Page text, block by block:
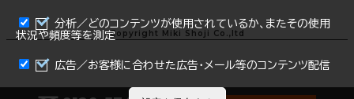
まとめて資料請求
分析／どのコンテンツが使用されているか、またその使用
状況や頻度等を測定
広告／お客様に合わせた広告・メール等のコンテンツ配信
ログイン
北海道
青森県
Copyright Miki Shoji Co.,ltd